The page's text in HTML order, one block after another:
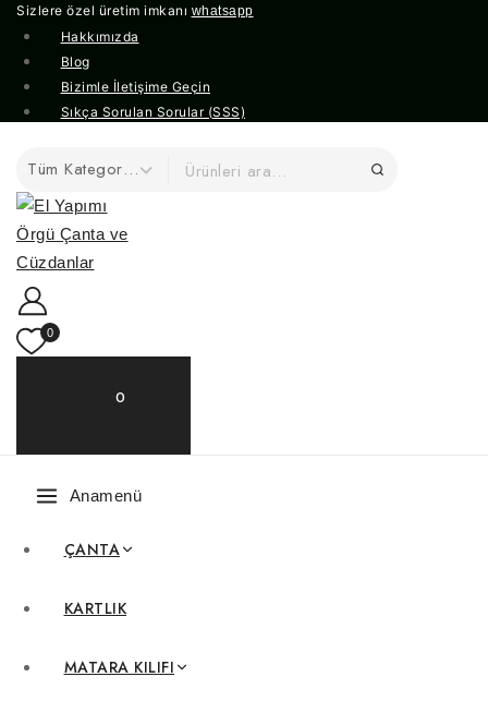
Sizlere özel üretim imkanı whatsapp
Hakkımızda
Blog
Bizimle İletişime Geçin
Sıkça Sorulan Sorular (SSS)
0
0
Anamenü
ÇANTA
KARTLIK
MATARA KILIFI